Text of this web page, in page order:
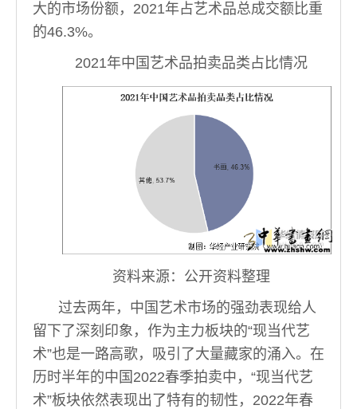
大的市场份额，2021年占艺术品总成交额比重
的46.3%。
2021年中国艺术品拍卖品类占比情况
资料来源：公开资料整理
过去两年，中国艺术市场的强劲表现给人
留下了深刻印象，作为主力板块的“现当代艺
术”也是一路高歌，吸引了大量藏家的涌入。在
历时半年的中国2022春季拍卖中，“现当代艺
术”板块依然表现出了特有的韧性，2022年春